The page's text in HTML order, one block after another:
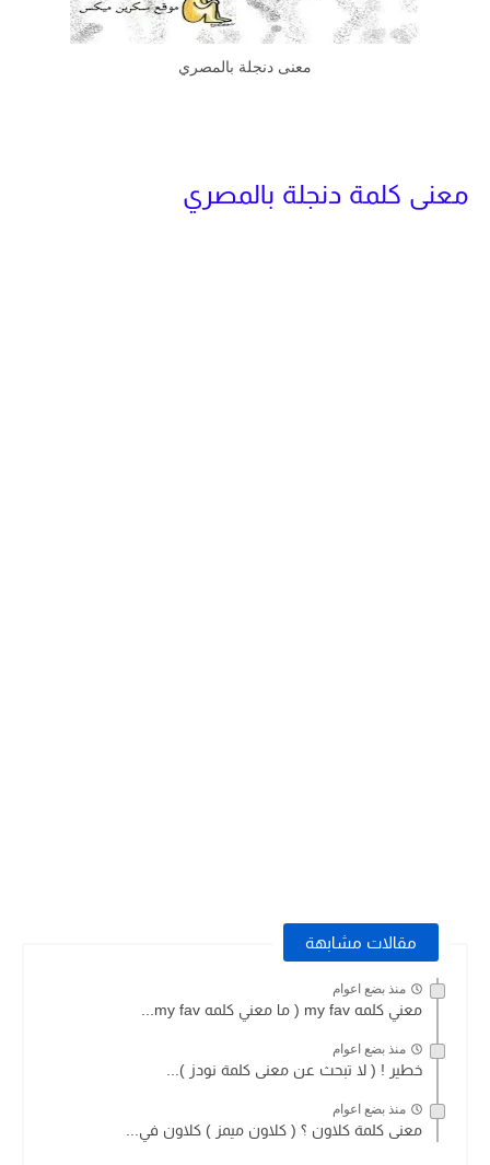
معنى دنجلة بالمصري
معنى كلمة دنجلة بالمصري
مقالات مشابهة
منذ بضع اعوام
معني كلمه my fav ( ما معني كلمه my fav...
منذ بضع اعوام
خطير ! ( لا تبحث عن معنى كلمة نودز )...
منذ بضع اعوام
معنى كلمة كلاون ؟ ( كلاون ميمز ) كلاون في...